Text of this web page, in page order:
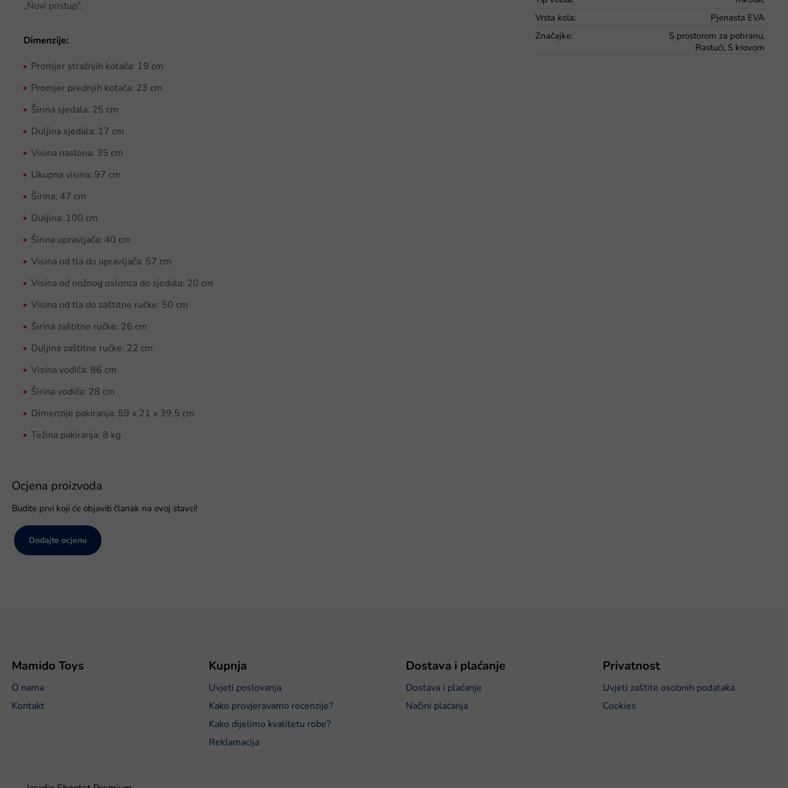
„Novi pristup".
Dimenzije:
Promjer stražnjih kotača: 19 cm
Promjer prednjih kotača: 23 cm
Širina sjedala: 25 cm
Duljina sjedala: 17 cm
Visina naslona: 35 cm
Ukupna visina: 97 cm
Širina: 47 cm
Duljina: 100 cm
Širina upravljača: 40 cm
Visina od tla do upravljača: 57 cm
Visina od nožnog oslonca do sjedala: 20 cm
Visina od tla do zaštitne ručke: 50 cm
Širina zaštitne ručke: 26 cm
Duljina zaštitne ručke: 22 cm
Visina vodiča: 86 cm
Širina vodiča: 28 cm
Dimenzije pakiranja: 59 x 21 x 39,5 cm
Težina pakiranja: 8 kg
Vrsta kola:
Pjenasta EVA
Značajke:
S prostorom za pohranu,
Rastući, S krovom
Ocjena proizvoda
Budite prvi koji će objaviti članak na ovoj stavci!
Dodajte ocjenu
Mamido Toys
O nama
Kontakt
Kupnja
Uvjeti poslovanja
Kako provjeravamo recenzije?
Kako dijelimo kvalitetu robe?
Reklamacija
Dostava i plaćanje
Dostava i plaćanje
Načini plaćanja
Privatnost
Uvjeti zaštite osobnih podataka
Cookies